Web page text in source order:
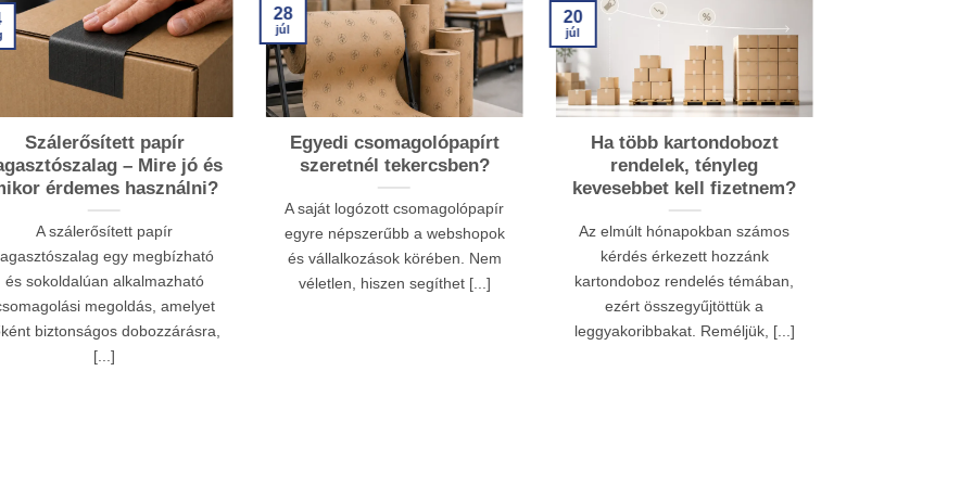
Szálerősített papír
– Mire jó és
érdemes használni?
A szálerősített papír
egy megbízható
és sokoldalúan alkalmazható
megoldás, amelyet
biztonságos dobozzárásra,
[...]
Egyedi csomagolópapírt
szeretnél tekercsben?
A saját logózott csomagolópapír
egyre népszerűbb a webshopok
és vállalkozások körében. Nem
véletlen, hiszen segíthet [...]
28
júl
Ha több kartondobozt
rendelek, tényleg
kevesebbet kell fizetnem?
Az elmúlt hónapokban számos
kérdés érkezett hozzánk
kartondoboz rendelés témában,
ezért összegyűjtöttük a
leggyakoribbakat. Reméljük, [...]
20
júl